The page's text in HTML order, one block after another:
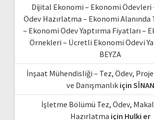
Dijital Ekonomi – Ekonomi Ödevleri
Ödev Hazırlatma – Ekonomi Alanında
– Ekonomi Ödev Yaptırma Fiyatları –
Örnekleri – Ücretli Ekonomi Ödevi
BEYZA
İnşaat Mühendisliği – Tez, Ödev,
ve Danışmanlıkiçin SİNAN
İşletme Bölümü Tez, Ödev,
Hazırlatma için Hulki er